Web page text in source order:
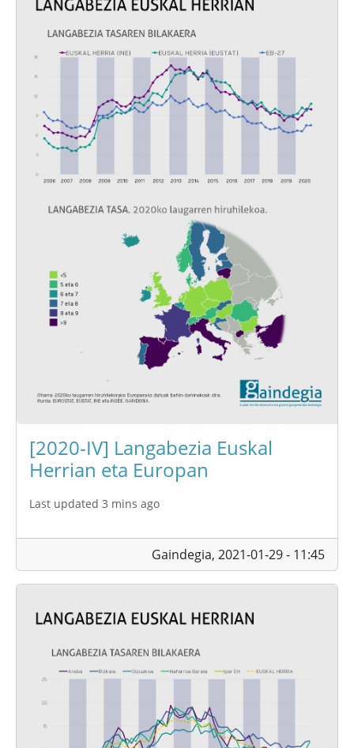
[2020-IV] Langabezia Euskal
Herrian eta Europan
Last updated 3 mins ago
Gaindegia, 2021-01-29 - 11:45